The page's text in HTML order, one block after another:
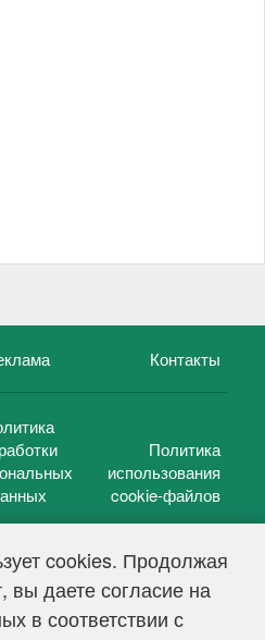
cookies. Продолжая
вы даете согласие на
в соответствии с
Контакты
Политика
использования
cookie-файлов
2026 г.
СМИ Эл № ФС 77-39848, выдано